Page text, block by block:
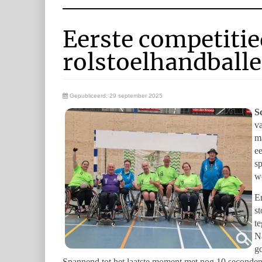
Eerste
Gepubliceerd: 29 september 2025